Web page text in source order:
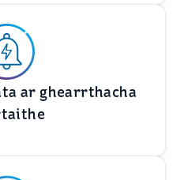
ar ghearrthacha